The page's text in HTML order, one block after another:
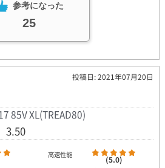
参考になった
25
投稿日: 2021年07月20日
85V XL(TREAD80)
3.50
高速性能 (5.0)